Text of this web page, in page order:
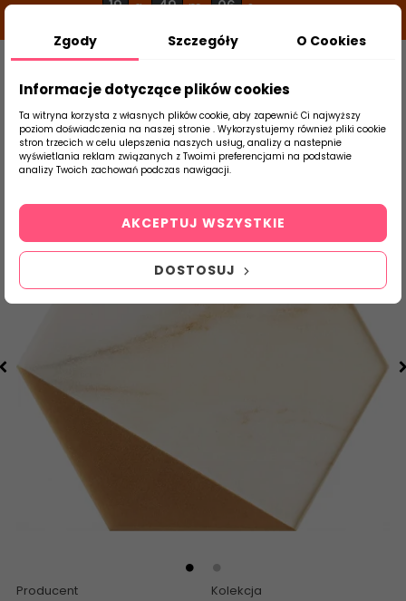
19 g 49 m 06 s
Szukaj
produktu
Strona Główna Płytki Łazienkowe
Producent Kolekcja
Zgody Szczegóły O Cookies
Informacje dotyczące plików cookies
Ta witryna korzysta z własnych plików cookie, aby zapewnić Ci najwyższy
poziom doświadczenia na naszej stronie . Wykorzystujemy również pliki cookie
stron trzecich w celu ulepszenia naszych usług, analizy a nastepnie
wyświetlania reklam związanych z Twoimi preferencjami na podstawie
analizy Twoich zachowań podczas nawigacji.
DOSTOSUJ
AKCEPTUJ WSZYSTKIE